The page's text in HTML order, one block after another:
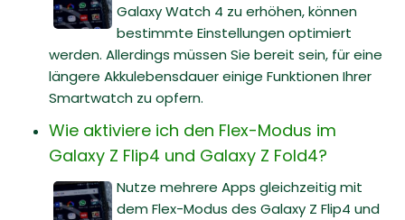
Galaxy Watch 4 zu erhöhen, können
bestimmte Einstellungen optimiert
werden. Allerdings müssen Sie bereit sein, für eine
längere Akkulebensdauer einige Funktionen Ihrer
Smartwatch zu opfern.
Wie aktiviere ich den Flex-Modus im
Galaxy Z Flip4 und Galaxy Z Fold4?
Nutze mehrere Apps gleichzeitig mit
dem Flex-Modus des Galaxy Z Flip4 und